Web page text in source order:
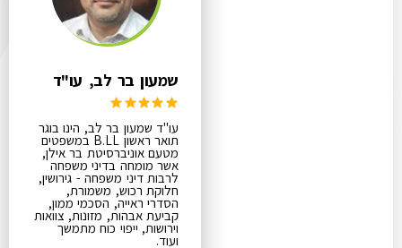
שמעון בר לב, עו"ד
עו"ד שמעון בר לב, הינו בוגר
תואר ראשון B.LL במשפטים
מטעם אוניברסיטת בר אילן,
אשר מומחה בדיני משפחה
לרבות דיני משפחה - גירושין,
חלוקת רכוש, משמורת,
הסדרי ראייה, הסכמי ממון,
קביעת אבהות, מזונות, צוואות
וירושות, ייפוי כוח מתמשך
ועוד.